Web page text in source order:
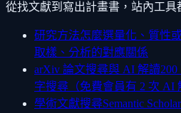
從找文獻到寫出計畫書，站內工具
研究方法怎麼選量化、質性
取樣、分析的對應關係
arXiv 論文搜尋與 AI 解讀
字搜尋（免費會員有 2 次 AI
學術文獻搜尋Semantic